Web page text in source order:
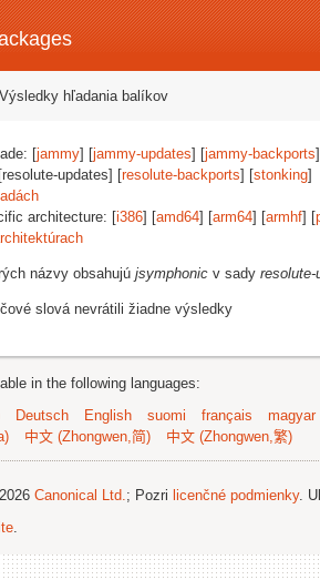
hľadania balíkov
[jammy] [jammy-updates] [jammy-backports
updates] [resolute-backports] [stonking]
architecture: [i386] [amd64] [arm64] [armhf] [
názvy obsahujú jsymphonic v sady resolute-
slová nevrátili žiadne výsledky
in the following languages:
Deutsch English suomi français magyar
中文 (Zhongwen,简) 中文 (Zhongwen,繁)
Canonical Ltd.; Pozri licenčné podmienky.
.